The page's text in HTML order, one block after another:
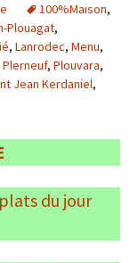
100%Maison,
Plouagat,
, Lanrodec, Menu,
Plerneuf, Plouvara,
Jean Kerdaniel,
du jour